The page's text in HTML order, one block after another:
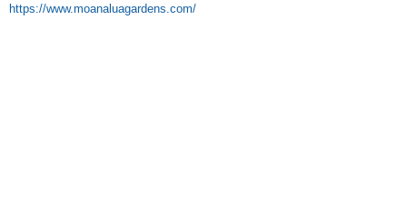
https://www.moanaluagardens.com/